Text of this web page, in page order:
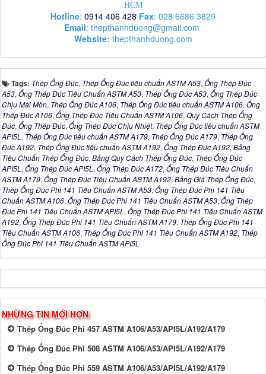
HCM
Hotline: 0914 406 428 Fax: 028 6686 3829
Email: thepthanhduong@gmail.com
Website: thepthanhduong.com
Tags: Thép Ống Đúc, Thép Ống Đúc tiêu chuẩn ASTM A53, Ống Thép Đúc
A53, Ống Thép Đúc Tiêu Chuẩn ASTM A53, Thép Ống Đúc A53, Ống Thép Đúc
Chịu Mài Mòn, Thép Ống Đúc A106, Thép Ống Đúc tiêu chuẩn ASTM A106, Ống
Thép Đúc A106, Ống Thép Đúc Tiêu Chuẩn ASTM A106, Quy Cách Thép Ống
Đúc, Ống Thép Đúc, Ống Thép Đúc Chịu Nhiệt, Thép Ống Đúc tiêu chuẩn ASTM
API5L , Thép Ống Đúc tiêu chuẩn ASTM A179, Thép Ống Đúc A179, Thép Ống
Đúc A192, Thép Ống Đúc tiêu chuẩn ASTM A192, Ống Thép Đúc A192, Bảng
Tiêu Chuẩn Thép Ống Đúc, Bảng Quy Cách Thép Ống Đúc, Thép Ống Đúc
API5L , Ống Thép Đúc API5L , Ống Thép Đúc A172, Ống Thép Đúc Tiêu Chuẩn
ASTM A179, Ống Thép Đúc Tiêu Chuẩn ASTM A192, Bảng Giá Thép Ống Đúc,
Thép Ống Đúc Phi 141 Tiêu Chuẩn ASTM A53, Ống Thép Đúc Phi 141 Tiêu
Chuẩn ASTM A106, Ống Thép Đúc Phi 141 Tiêu Chuẩn ASTM A53, Ống Thép
Đúc Phi 141 Tiêu Chuẩn ASTM API5L , Ống Thép Đúc Phi 141 Tiêu Chuẩn ASTM
A192, Ống Thép Đúc Phi 141 Tiêu Chuẩn ASTM A179, Thép Ống Đúc Phi 141
Tiêu Chuẩn ASTM A106, Thép Ống Đúc Phi 141 Tiêu Chuẩn ASTM A192, Thép
Ống Đúc Phi 141 Tiêu Chuẩn ASTM API5L
NHỮNG TIN MỚI HƠN
Thép Ống Đúc Phi 457 ASTM A106/A53/API5L/A192/A179
Thép Ống Đúc Phi 508 ASTM A106/A53/API5L/A192/A179
Thép Ống Đúc Phi 559 ASTM A106/A53/API5L/A192/A179